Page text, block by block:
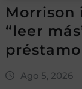
Morrison
“leer
Ago 5, 2026